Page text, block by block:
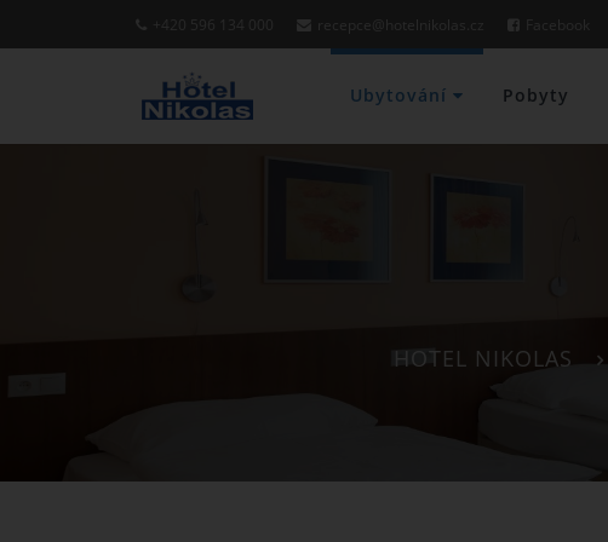
Ubytování Pobyty
HOTEL NIKOLAS